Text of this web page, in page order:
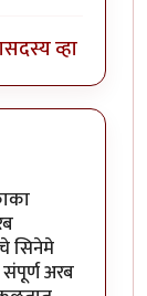
सदस्य व्हा
सिनेमे
अरब